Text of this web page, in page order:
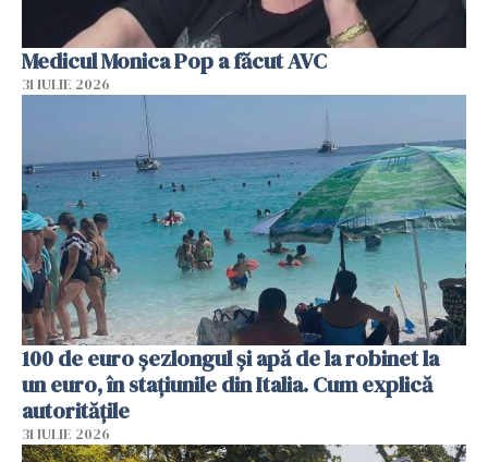
Medicul Monica Pop a făcut AVC
31 IULIE 2026
100 de euro șezlongul și apă de la robinet la
un euro, în stațiunile din Italia. Cum explică
autoritățile
31 IULIE 2026